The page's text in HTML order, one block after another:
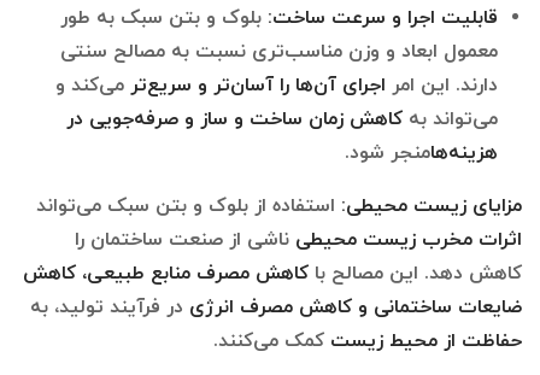
قابلیت اجرا و سرعت ساخت: بلوک و بتن سبک به طور
معمول ابعاد و وزن مناسب‌تری نسبت به مصالح سنتی
دارند. این امر اجرای آن‌ها را آسان‌تر و سریع‌تر می‌کند و
می‌تواند به کاهش زمان ساخت و ساز و صرفه‌جویی در
هزینه‌هامنجر شود.
مزایای زیست محیطی: استفاده از بلوک و بتن سبک می‌تواند
اثرات مخرب زیست محیطی ناشی از صنعت ساختمان را
کاهش دهد. این مصالح با کاهش مصرف منابع طبیعی، کاهش
ضایعات ساختمانی و کاهش مصرف انرژی در فرآیند تولید، به
حفاظت از محیط زیست کمک می‌کنند.